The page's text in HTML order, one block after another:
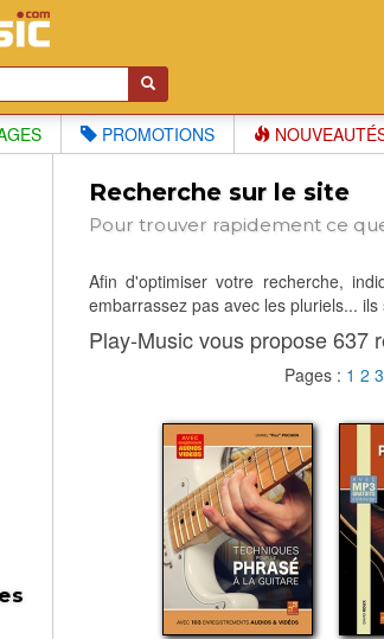
PROMOTIONS
Recherche sur le site
Pour trouver rapidement ce
Afin d'optimiser votre recherche,
embarrassez pas avec les pluriels...
Play-Music vous propose 637
Pages : 1 2 3